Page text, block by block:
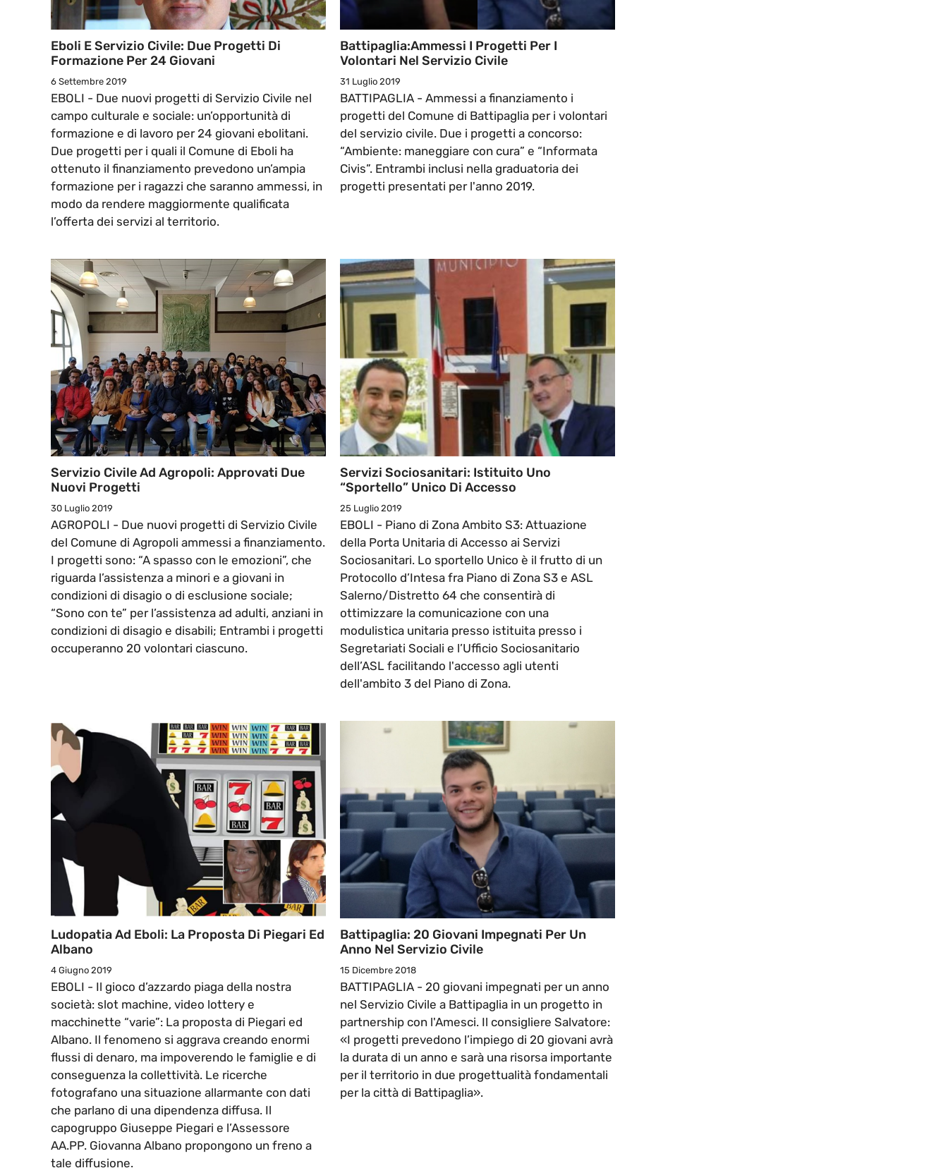
Eboli E Servizio Civile: Due Progetti Di
Formazione Per 24 Giovani
6 Settembre 2019
EBOLI - Due nuovi progetti di Servizio Civile nel
campo culturale e sociale: un’opportunità di
formazione e di lavoro per 24 giovani ebolitani.
Due progetti per i quali il Comune di Eboli ha
ottenuto il finanziamento prevedono un’ampia
formazione per i ragazzi che saranno ammessi, in
modo da rendere maggiormente qualificata
l’offerta dei servizi al territorio.
Battipaglia:Ammessi I Progetti Per I
Volontari Nel Servizio Civile
31 Luglio 2019
BATTIPAGLIA - Ammessi a finanziamento i
progetti del Comune di Battipaglia per i volontari
del servizio civile. Due i progetti a concorso:
“Ambiente: maneggiare con cura” e “Informata
Civis”. Entrambi inclusi nella graduatoria dei
progetti presentati per l'anno 2019.
Servizio Civile Ad Agropoli: Approvati Due
Nuovi Progetti
30 Luglio 2019
AGROPOLI - Due nuovi progetti di Servizio Civile
del Comune di Agropoli ammessi a finanziamento.
I progetti sono: “A spasso con le emozioni”, che
riguarda l’assistenza a minori e a giovani in
condizioni di disagio o di esclusione sociale;
“Sono con te” per l’assistenza ad adulti, anziani in
condizioni di disagio e disabili; Entrambi i progetti
occuperanno 20 volontari ciascuno.
Servizi Sociosanitari: Istituito Uno
“Sportello” Unico Di Accesso
25 Luglio 2019
EBOLI - Piano di Zona Ambito S3: Attuazione
della Porta Unitaria di Accesso ai Servizi
Sociosanitari. Lo sportello Unico è il frutto di un
Protocollo d’Intesa fra Piano di Zona S3 e ASL
Salerno/Distretto 64 che consentirà di
ottimizzare la comunicazione con una
modulistica unitaria presso istituita presso i
Segretariati Sociali e l’Ufficio Sociosanitario
dell’ASL facilitando l'accesso agli utenti
dell'ambito 3 del Piano di Zona.
Ludopatia Ad Eboli: La Proposta Di Piegari Ed
Albano
4 Giugno 2019
EBOLI - Il gioco d’azzardo piaga della nostra
società: slot machine, video lottery e
macchinette “varie”: La proposta di Piegari ed
Albano. Il fenomeno si aggrava creando enormi
flussi di denaro, ma impoverendo le famiglie e di
conseguenza la collettività. Le ricerche
fotografano una situazione allarmante con dati
che parlano di una dipendenza diffusa. Il
capogruppo Giuseppe Piegari e l’Assessore
AA.PP. Giovanna Albano propongono un freno a
tale diffusione.
Battipaglia: 20 Giovani Impegnati Per Un
Anno Nel Servizio Civile
15 Dicembre 2018
BATTIPAGLIA - 20 giovani impegnati per un anno
nel Servizio Civile a Battipaglia in un progetto in
partnership con l'Amesci. Il consigliere Salvatore:
«I progetti prevedono l’impiego di 20 giovani avrà
la durata di un anno e sarà una risorsa importante
per il territorio in due progettualità fondamentali
per la città di Battipaglia».